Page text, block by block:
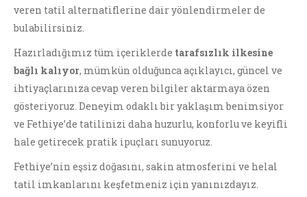
veren tatil alternatiflerine dair yönlendirmeler de
bulabilirsiniz.
Hazırladığımız tüm içeriklerde tarafsızlık ilkesine
bağlı kalıyor, mümkün olduğunca açıklayıcı, güncel ve
ihtiyaçlarınıza cevap veren bilgiler aktarmaya özen
gösteriyoruz. Deneyim odaklı bir yaklaşım benimsiyor
ve Fethiye’de tatilinizi daha huzurlu, konforlu ve keyifli
hale getirecek pratik ipuçları sunuyoruz.
Fethiye’nin eşsiz doğasını, sakin atmosferini ve helal
tatil imkanlarını keşfetmeniz için yanınızdayız.